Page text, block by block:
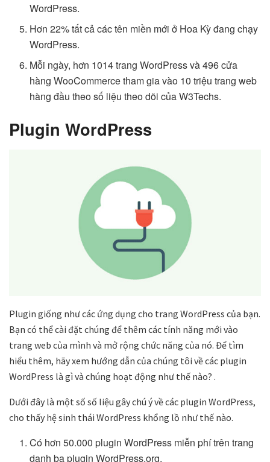
WordPress.
Hơn 22% tất cả các tên miền mới ở Hoa Kỳ đang chạy
WordPress.
Mỗi ngày, hơn 1014 trang WordPress và 496 cửa
hàng WooCommerce tham gia vào 10 triệu trang web
hàng đầu theo số liệu theo dõi của W3Techs.
Plugin WordPress
Plugin giống như các ứng dụng cho trang WordPress của bạn.
Bạn có thể cài đặt chúng để thêm các tính năng mới vào
trang web của mình và mở rộng chức năng của nó. Để tìm
hiểu thêm, hãy xem hướng dẫn của chúng tôi về các plugin
WordPress là gì và chúng hoạt động như thế nào? .
Dưới đây là một số số liệu gây chú ý về các plugin WordPress,
cho thấy hệ sinh thái WordPress khổng lồ như thế nào.
Có hơn 50.000 plugin WordPress miễn phí trên trang
danh bạ plugin WordPress.org.